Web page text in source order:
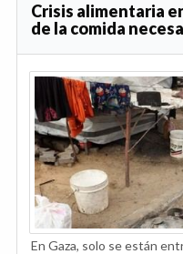
Crisis alimentaria
de la comida
En Gaza, solo se están